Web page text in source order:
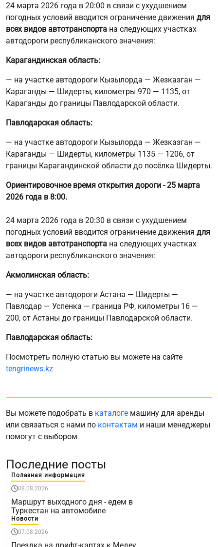
24 марта 2026 года в 20:00 в связи с ухудшением
погодных условий вводится ограничение движения для
всех видов автотранспорта на следующих участках
автодороги республиканского значения:
Карагандинская область:
— на участке автодороги Кызылорда — Жезказган —
Караганды — Шидерты, километры 970 — 1135, от
Караганды до границы Павлодарской области.
Павлодарская область:
— на участке автодороги Кызылорда — Жезказган —
Караганды — Шидерты, километры 1135 — 1206, от
границы Карагандинской области до посёлка Шидерты.
Ориентировочное время открытия дороги - 25 марта
2026 года в 8:00.
24 марта 2026 года в 20:30 в связи с ухудшением
погодных условий вводится ограничение движения для
всех видов автотранспорта на следующих участках
автодороги республиканского значения:
Акмолинская область:
— на участке автодороги Астана — Шидерты —
Павлодар — Успенка — граница РФ, километры 16 —
200, от Астаны до границы Павлодарской области.
Павлодарская область:
Посмотреть полную статью вы можете на сайте
tengrinews.kz
Вы можете подобрать в каталоге машину для аренды
или связаться с нами по контактам и наши менеджеры
помогут с выбором
Последние посты
Полезная информация
08.08.2026
Маршрут выходного дня - едем в
Туркестан на автомобиле
Новости
07.08.2026
Поездка на дрифт-картах к Медеу